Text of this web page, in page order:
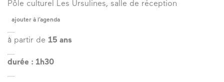
Pôle culturel Les Ursulines, salle de réception
ajouter à l’agenda
à partir de 15 ans
durée : 1h30